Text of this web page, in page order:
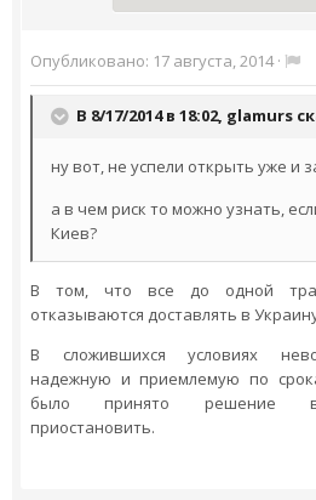
Опубликовано: 17 августа, 2014·
В 8/17/2014 в 18:02, glamurs
ну вот, не успели открыть уже и
а в чем риск то можно узнать,
Киев?
В том, что все до одной
отказываются доставлять в
В сложившихся условиях
надежную и приемлемую по
было принято решение
приостановить.